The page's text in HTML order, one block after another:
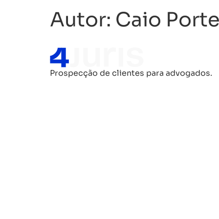
Autor: Caio
Prospecção de clientes para advogados.